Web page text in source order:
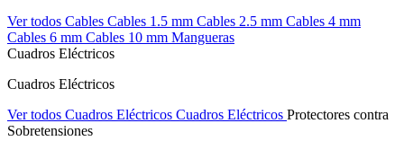
Ver todos Cables Cables 1.5 mm Cables 2.5 mm Cables 4 mm
Cables 6 mm Cables 10 mm Mangueras
Cuadros Eléctricos
Cuadros Eléctricos
Ver todos Cuadros Eléctricos Cuadros Eléctricos Protectores contra
Sobretensiones